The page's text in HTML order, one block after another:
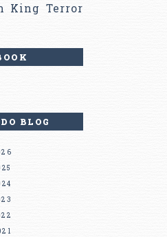
King Terror
BLOG